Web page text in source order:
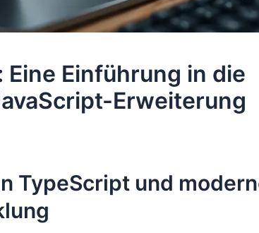
Eine Einführung in die
Erweiterung
TypeScript und